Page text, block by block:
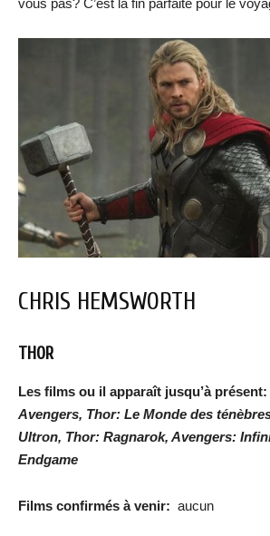
vous pas? C’est la fin parfaite pour le
CHRIS HEMSWORTH
THOR
Les films ou il apparaît jusqu’à présent:
Avengers, Thor: Le Monde des
Ultron, Thor: Ragnarok, Avengers:
Endgame
Films confirmés à venir: aucun